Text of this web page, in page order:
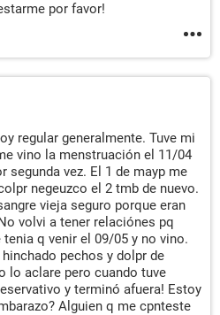
por favor!
regular generalmente. Tuve mi
vino la menstruación el 11/04
segunda vez. El 1 de mayp me
negeuzco el 2 tmb de nuevo.
vieja seguro porque eran
volvi a tener relaciónes pq
q venir el 09/05 y no vino.
pechos y dolpr de
lo aclare pero cuando tuve
y terminó afuera! Estoy
Alguien q me cpnteste